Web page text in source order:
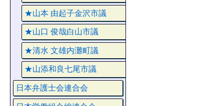
★山本 由起子金沢市議
★山口 俊哉白山市議
★清水 文雄内灘町議
★山添和良七尾市議
日本弁護士会連合会